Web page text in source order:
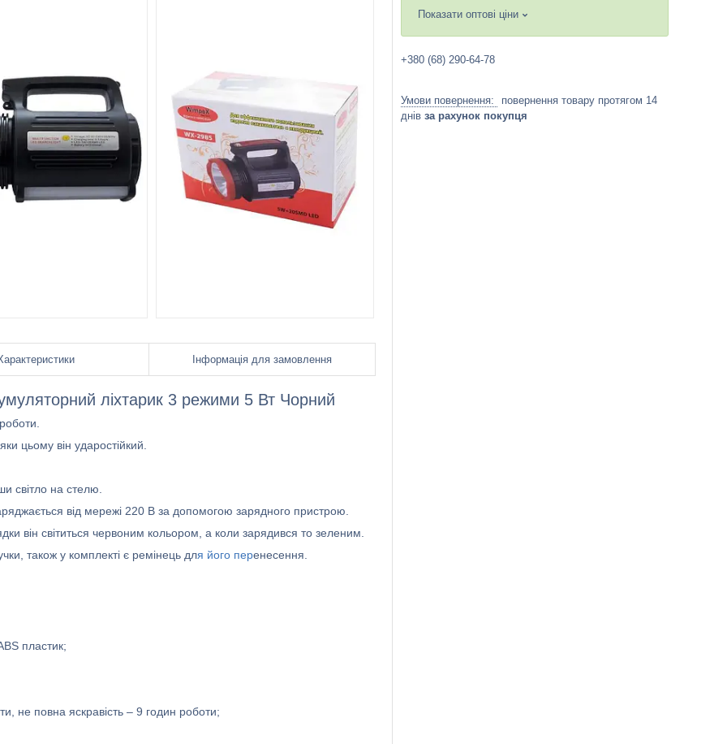
Інформація для замовлення
ліхтарик 3 режими 5 Вт Чорний
цьому він ударостійкий.
світло на стелю.
від мережі 220 В за допомогою зарядного пристрою.
він світиться червоним кольором, а коли зарядився то зеленим.
також у комплекті є ремінець для його перенесення.
пластик;
не повна яскравість – 9 годин роботи;
Показати оптові ціни
+380 (68) 290-64-78
повернення товару протягом 14
днів за рахунок покупця